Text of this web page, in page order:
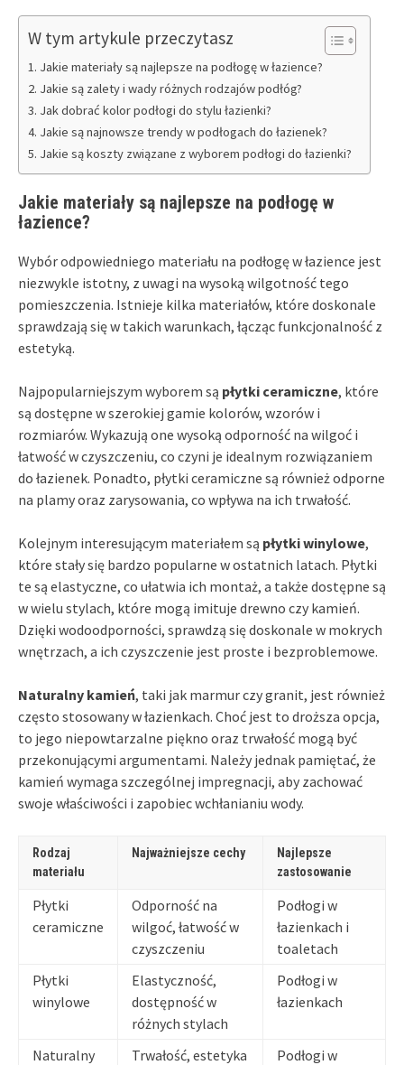
W tym artykule przeczytasz
Jakie materiały są najlepsze na podłogę w łazience?
Jakie są zalety i wady różnych rodzajów podłóg?
Jak dobrać kolor podłogi do stylu łazienki?
Jakie są najnowsze trendy w podłogach do łazienek?
Jakie są koszty związane z wyborem podłogi do łazienki?
Jakie materiały są najlepsze na podłogę w
łazience?
Wybór odpowiedniego materiału na podłogę w łazience jest
niezwykle istotny, z uwagi na wysoką wilgotność tego
pomieszczenia. Istnieje kilka materiałów, które doskonale
sprawdzają się w takich warunkach, łącząc funkcjonalność z
estetyką.
Najpopularniejszym wyborem są płytki ceramiczne, które
są dostępne w szerokiej gamie kolorów, wzorów i
rozmiarów. Wykazują one wysoką odporność na wilgoć i
łatwość w czyszczeniu, co czyni je idealnym rozwiązaniem
do łazienek. Ponadto, płytki ceramiczne są również odporne
na plamy oraz zarysowania, co wpływa na ich trwałość.
Kolejnym interesującym materiałem są płytki winylowe,
które stały się bardzo popularne w ostatnich latach. Płytki
te są elastyczne, co ułatwia ich montaż, a także dostępne są
w wielu stylach, które mogą imituje drewno czy kamień.
Dzięki wodoodporności, sprawdzą się doskonale w mokrych
wnętrzach, a ich czyszczenie jest proste i bezproblemowe.
Naturalny kamień, taki jak marmur czy granit, jest również
często stosowany w łazienkach. Choć jest to droższa opcja,
to jego niepowtarzalne piękno oraz trwałość mogą być
przekonującymi argumentami. Należy jednak pamiętać, że
kamień wymaga szczególnej impregnacji, aby zachować
swoje właściwości i zapobiec wchłanianiu wody.
Rodzaj
materiału
Najważniejsze cechy
Najlepsze
zastosowanie
Płytki
ceramiczne
Odporność na
wilgoć, łatwość w
czyszczeniu
Podłogi w
łazienkach i
toaletach
Płytki
winylowe
Elastyczność,
dostępność w
różnych stylach
Podłogi w
łazienkach
Naturalny
Trwałość, estetyka
Podłogi w